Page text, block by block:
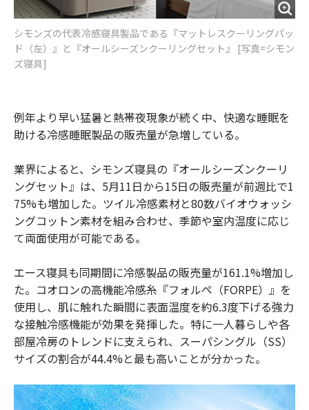
シモンズの代表冷感寝具製品である『マットレスクーリングパッ
ド（左）』と『オールシーズンクーリングセット』 [写真=シモン
ズ寝具]
例年より早い猛暑と熱帯夜現象が続く中、快適な睡眠を
助ける冷感睡眠製品の販売量が急増している。
業界によると、シモンズ寝具の『オールシーズンクーリ
ングセット』は、5月11日から15日の販売量が前週比で1
75%も増加した。ツイル冷感素材と80数バイオウォッシ
ングコットン素材を組み合わせ、季節や室内温度に応じ
て両面使用が可能である。
エース寝具も同期間に冷感製品の販売量が161.1%増加し
た。コオロンの高機能冷感糸『フォルペ（FORPE）』を
使用し、肌に触れた瞬間に表面温度を約6.3度下げる強力
な接触冷感機能が効果を発揮した。特に一人暮らしや各
部屋冷房のトレンドに支えられ、スーパシングル（SS）
サイズの割合が44.4%と最も高いことが分かった。